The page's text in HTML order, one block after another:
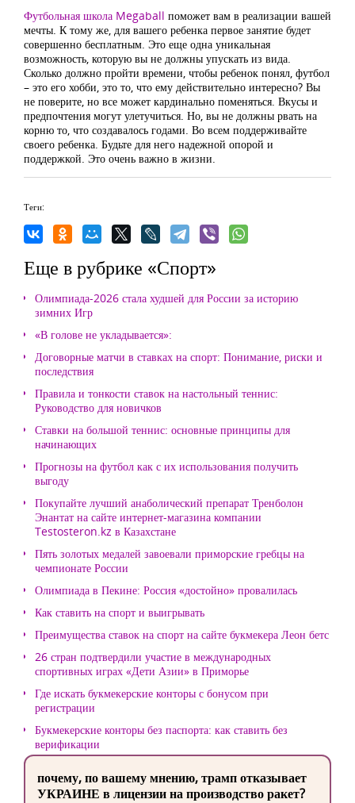
Футбольная школа Megaball поможет вам в реализации вашей
мечты. К тому же, для вашего ребенка первое занятие будет
совершенно бесплатным. Это еще одна уникальная
возможность, которую вы не должны упускать из вида.
Сколько должно пройти времени, чтобы ребенок понял, футбол
– это его хобби, это то, что ему действительно интересно? Вы
не поверите, но все может кардинально поменяться. Вкусы и
предпочтения могут улетучиться. Но, вы не должны рвать на
корню то, что создавалось годами. Во всем поддерживайте
своего ребенка. Будьте для него надежной опорой и
поддержкой. Это очень важно в жизни.
Теги:
Еще в рубрике «Спорт»
Олимпиада-2026 стала худшей для России за историю
зимних Игр
«В голове не укладывается»:
Договорные матчи в ставках на спорт: Понимание, риски и
последствия
Правила и тонкости ставок на настольный теннис:
Руководство для новичков
Ставки на большой теннис: основные принципы для
начинающих
Прогнозы на футбол как с их использования получить
выгоду
Покупайте лучший анаболический препарат Тренболон
Энантат на сайте интернет-магазина компании
Testosteron.kz в Казахстане
Пять золотых медалей завоевали приморские гребцы на
чемпионате России
Олимпиада в Пекине: Россия «достойно» провалилась
Как ставить на спорт и выигрывать
Преимущества ставок на спорт на сайте букмекера Леон бетс
26 стран подтвердили участие в международных
спортивных играх «Дети Азии» в Приморье
Где искать букмекерские конторы с бонусом при
регистрации
Букмекерские конторы без паспорта: как ставить без
верификации
почему, по вашему мнению, трамп отказывает
УКРАИНЕ в лицензии на производство ракет?